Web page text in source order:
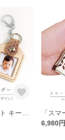
6,980円